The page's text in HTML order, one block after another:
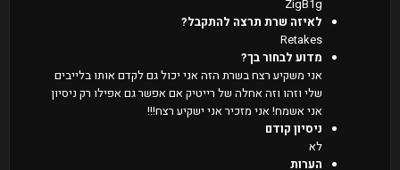
ZigB1g
לאיזה שרת תרצה להתקבל?
Retakes
מדוע לבחור בך?
אני משקיע רצח בשרת הזה אני יכול גם לקדם אותו בלייבים
שלי וזהו וזה אחלה של רייטיק אם אפשר גם אפילו רק ניסיון
אני אשמח! אני מזכיר אני ישקיע רצח!!!
ניסיון קודם
לא
הערות